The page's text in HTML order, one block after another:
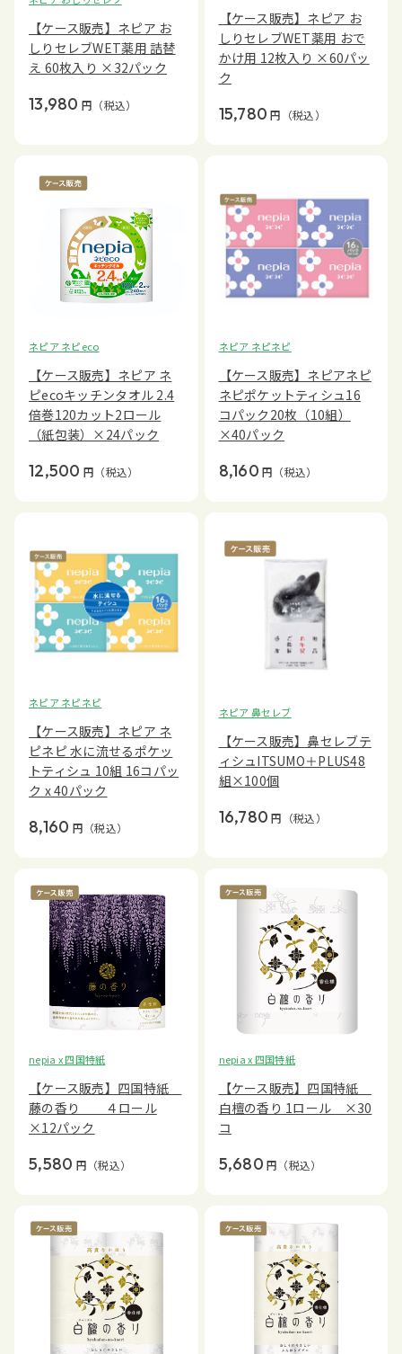
【ケース販売】ネピア お
しりセレブWET薬用 詰替
え 60枚入り ×32パック
13,980 円 （税込）
【ケース販売】ネピア お
しりセレブWET薬用 おで
かけ用 12枚入り ×60パッ
ク
15,780 円 （税込）
ネピア ネピeco
【ケース販売】ネピア ネ
ピecoキッチンタオル 2.4
倍巻120カット2ロール
（紙包装）×24パック
12,500 円 （税込）
ネピア ネピネピ
【ケース販売】ネピアネピ
ネピポケットティシュ16
コパック20枚（10組）
×40パック
8,160 円 （税込）
ネピア ネピネピ
【ケース販売】ネピア ネ
ピネピ 水に流せるポケッ
トティシュ 10組 16コパッ
ク x 40パック
8,160 円 （税込）
ネピア 鼻セレブ
【ケース販売】鼻セレブテ
ィシュITSUMO＋PLUS48
組×100個
16,780 円 （税込）
nepia x 四国特紙
【ケース販売】四国特紙
藤の香り ４ロール
×12パック
5,580 円 （税込）
nepia x 四国特紙
【ケース販売】四国特紙
白檀の香り 1ロール ×30
コ
5,680 円 （税込）